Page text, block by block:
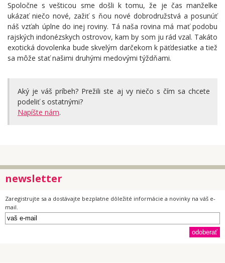
Spoločne s vešticou sme došli k tomu, že je čas manželke
ukázať niečo nové, zažiť s ňou nové dobrodružstvá a posunúť
náš vzťah úplne do inej roviny. Tá naša rovina má mať podobu
rajských indonézskych ostrovov, kam by som ju rád vzal. Takáto
exotická dovolenka bude skvelým darčekom k päťdesiatke a tiež
sa môže stať našimi druhými medovými týždňami.
Aký je váš príbeh? Prežili ste aj vy niečo s čím sa chcete
podeliť s ostatnými?
Napíšte nám.
newsletter
Zaregistrujte sa a dostávajte bezplatne dôležité informácie a novinky na váš e-
mail.